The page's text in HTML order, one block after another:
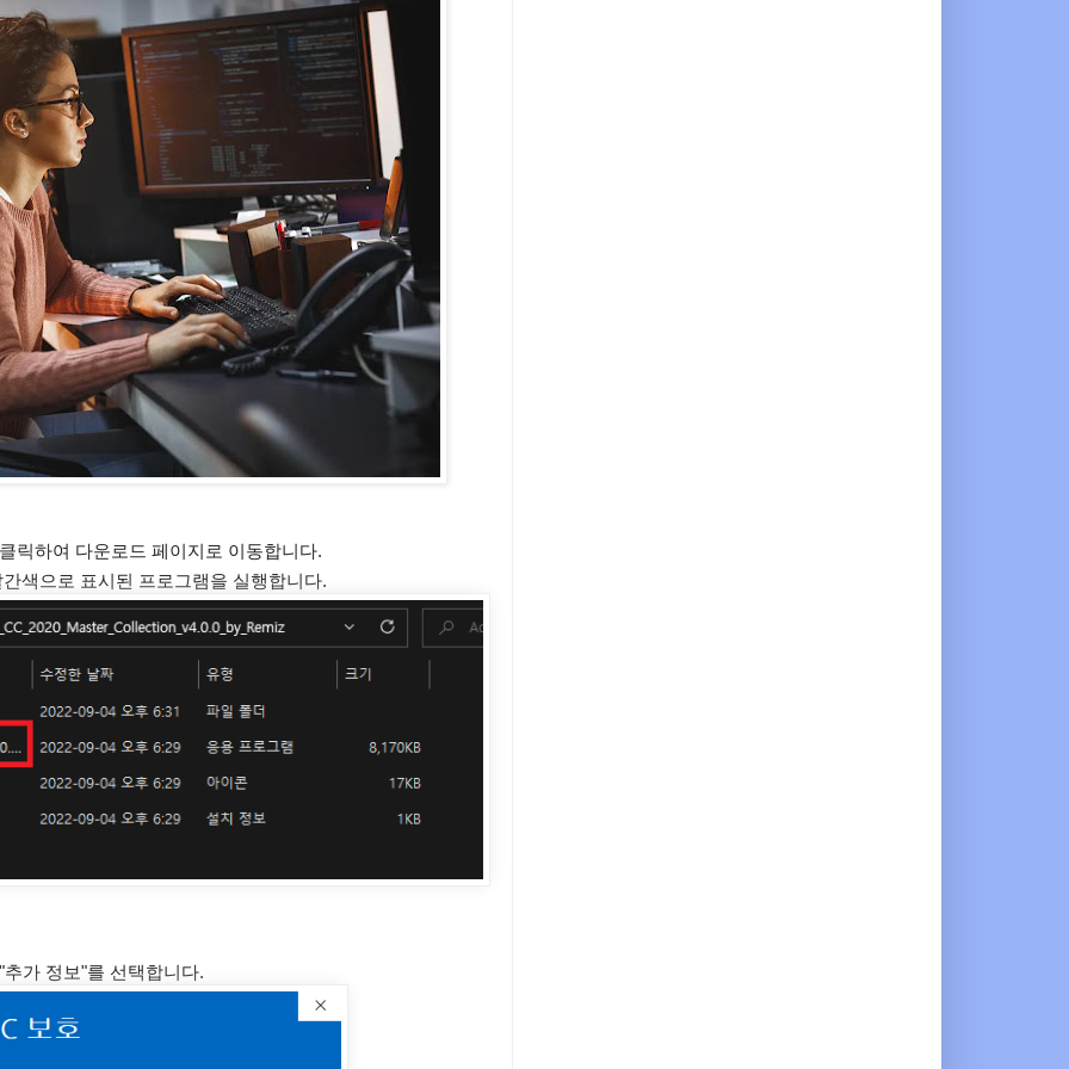
릭하여 다운로드 페이지로 이동합니다.
색으로 표시된 프로그램을 실행합니다.
가 정보"를 선택합니다.